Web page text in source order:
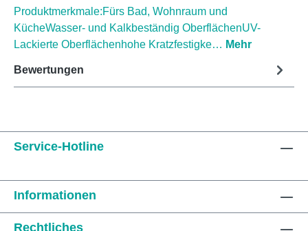
Produktmerkmale:Fürs Bad, Wohnraum und
KücheWasser- und Kalkbeständig OberflächenUV-
Lackierte Oberflächenhohe Kratzfestigke… Mehr
Bewertungen
Service-Hotline
Informationen
Rechtliches